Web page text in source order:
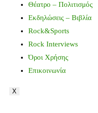
Θέατρο – Πολιτισμός
Εκδηλώσεις – Βιβλία
Rock&Sports
Rock Interviews
Όροι Χρήσης
Επικοινωνία
X